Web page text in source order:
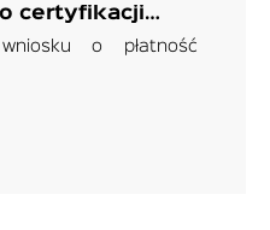
certyfikacji…
o płatność